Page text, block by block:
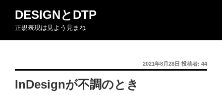
ン
DESIGNとDTP
正規表現は見よう見まね
投
稿
2021年8月28日 投稿者: 44
InDesignが不調のとき